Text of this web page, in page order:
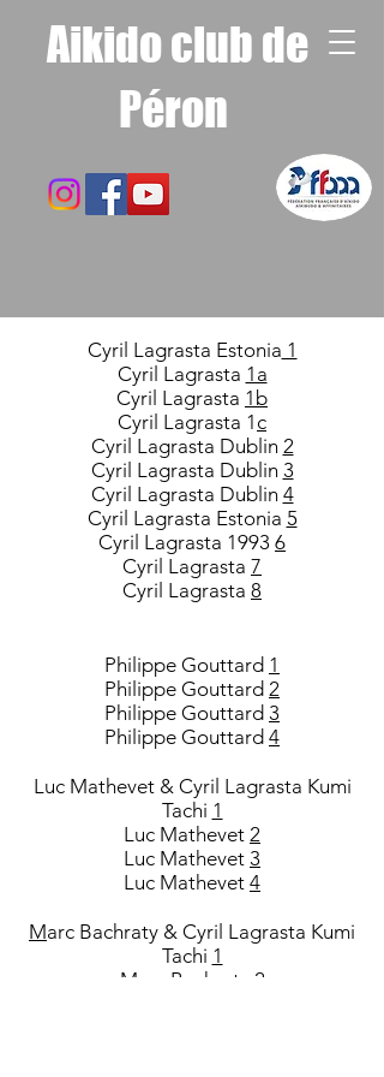
Aikido club de
Péron
Cyril Lagrasta Estonia 1
Cyril Lagrasta 1a
Cyril Lagrasta 1b
Cyril Lagrasta 1 c
Cyril Lagrasta Dublin 2
Cyril Lagrasta Dublin 3
Cyril Lagrasta Dublin 4
Cyril Lagrasta Estonia 5
Cyril Lagrasta 1993 6
Cyril Lagrasta 7
Cyril Lagrasta 8
Philippe Gouttard 1
Philippe Gouttard 2
Philippe Gouttard 3
Philippe Gouttard 4
Luc Mathevet & Cyril Lagrasta Kumi
Tachi 1
Luc Mathevet 2
Luc Mathevet 3
Luc Mathevet 4
Marc Bachraty & Cyril Lagrasta Kumi
Tachi 1
Marc Bachraty 2